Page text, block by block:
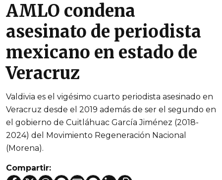
AMLO condena
asesinato de periodista
mexicano en estado de
Veracruz
Valdivia es el vigésimo cuarto periodista asesinado en
Veracruz desde el 2019 además de ser el segundo en
el gobierno de Cuitláhuac García Jiménez (2018-
2024) del Movimiento Regeneración Nacional
(Morena).
Compartir: